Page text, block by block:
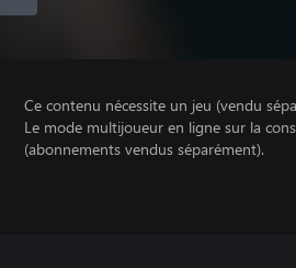
Ce contenu nécessite un jeu (vendu
Le mode multijoueur en ligne sur la
(abonnements vendus séparément).